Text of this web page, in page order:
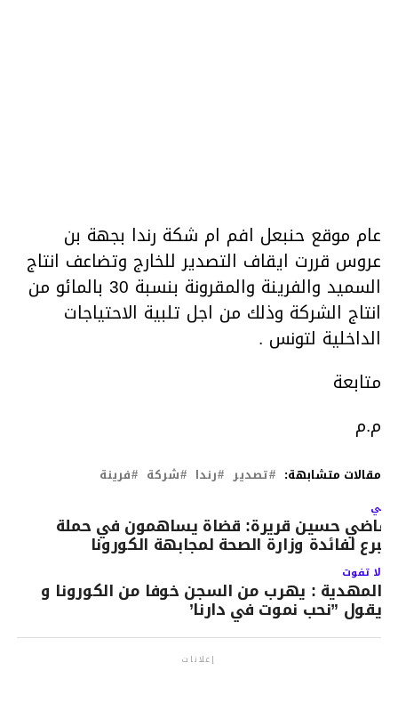
عام موقع حنبعل افم ام شكة رندا بجهة بن
عروس قررت ايقاف التصدير للخارج وتضاعف انتاج
السميد والفرينة والمقرونة بنسبة 30 بالمائو من
انتاج الشركة وذلك من اجل تلبية الاحتياجات
الداخلية لتونس .
متابعة
م.م
مقالات متشابهة: تصدير رندا شركة فرينة
حسين قريرة: قضاة يساهمون في حملة
لفائدة وزارة الصحة لمجابهة الكورونا
لا تفوت
المهدية : يهرب من السجن خوفا من الكورونا و
يقول ”نحب نموت في دارنا’
إعلانات